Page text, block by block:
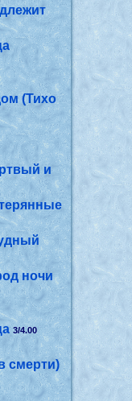
(Тихо
и
ночи
3/4.00
смерти)